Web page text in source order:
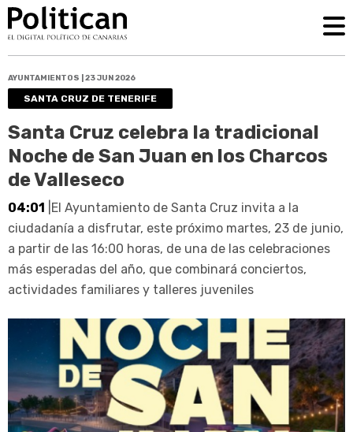
AYUNTAMIENTOS | 23 JUN 2026
SANTA CRUZ DE TENERIFE
Santa Cruz celebra la tradicional
Noche de San Juan en los Charcos
de Valleseco
04:01 |El Ayuntamiento de Santa Cruz invita a la
ciudadanía a disfrutar, este próximo martes, 23 de junio,
a partir de las 16:00 horas, de una de las celebraciones
más esperadas del año, que combinará conciertos,
actividades familiares y talleres juveniles